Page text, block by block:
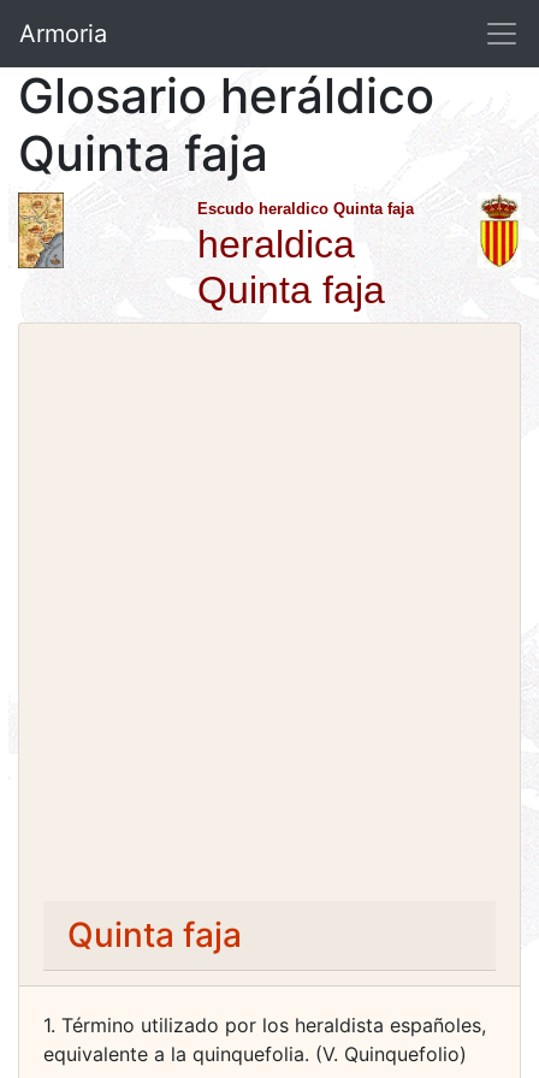
Armoria
Glosario heráldico
Quinta faja
Escudo heraldico Quinta faja
heraldica
Quinta faja
Quinta faja
1. Término utilizado por los heraldista españoles,
equivalente a la quinquefolia. (V. Quinquefolio)